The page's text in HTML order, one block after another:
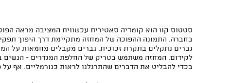
סטטוס קוו הוא קומדיה סאטירית עכשווית המציבה מראה
בחברה. התמונה ההפוכה של המחזה מתקיימת דרך היפוך
גברים נתקלים בתקרת זכוכית. גברים מקבלים מחמאות על
לקידום. המחזה משתמש בטריק של החלפת המגדרים - הנשים
בכדי להבליט את הדברים שהתרגלנו לראות כנורמליים. אף על